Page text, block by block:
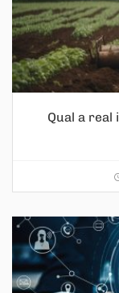
Qual a real